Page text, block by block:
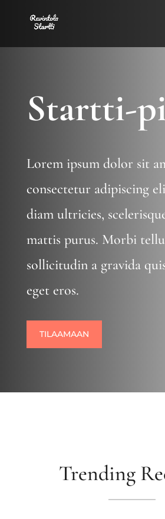
Startti-
Lorem ipsum dolor sit
consectetur adipiscing
diam ultricies,
mattis purus. Morbi
sollicitudin a gravida
eget eros.
TILAAMAAN
Trending